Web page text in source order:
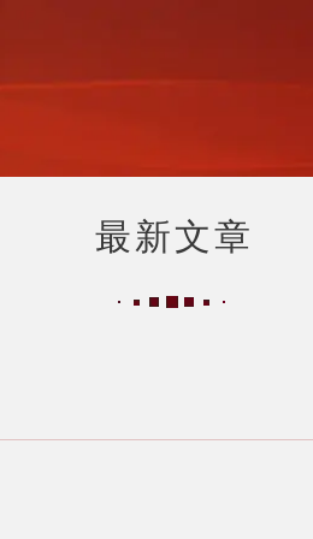
最新文章